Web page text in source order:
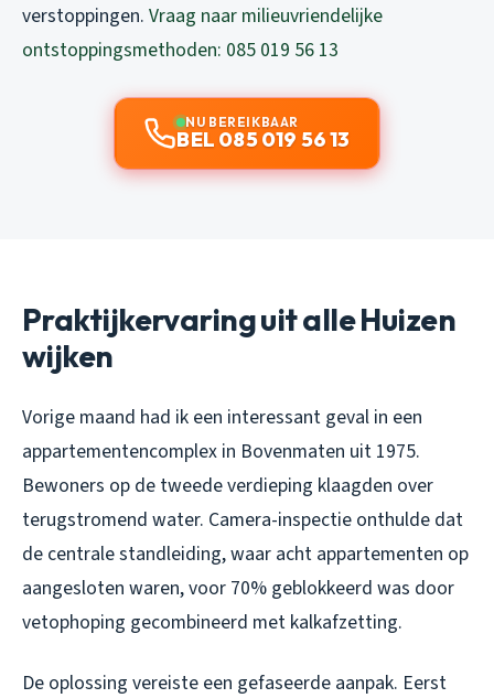
verstoppingen. Vraag naar milieuvriendelijke
ontstoppingsmethoden: 085 019 56 13
NU BEREIKBAAR
BEL 085 019 56 13
Praktijkervaring uit alle Huizen
wijken
Vorige maand had ik een interessant geval in een
appartementencomplex in Bovenmaten uit 1975.
Bewoners op de tweede verdieping klaagden over
terugstromend water. Camera-inspectie onthulde dat
de centrale standleiding, waar acht appartementen op
aangesloten waren, voor 70% geblokkeerd was door
vetophoping gecombineerd met kalkafzetting.
De oplossing vereiste een gefaseerde aanpak. Eerst